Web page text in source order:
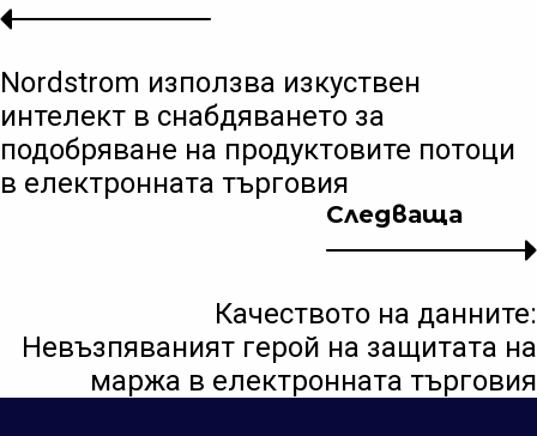
Следваща
Качеството на данните:
Невъзпяваният герой на защитата на
маржа в електронната търговия
Nordstrom използва изкуствен
интелект в снабдяването за
подобряване на продуктовите потоци
в електронната търговия